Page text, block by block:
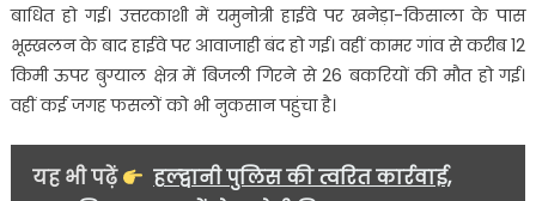
बाधित हो गई। उत्तरकाशी में यमुनोत्री हाईवे पर खनेड़ा-किसाला के पास
भूस्खलन के बाद हाईवे पर आवाजाही बंद हो गई। वहीं कामर गांव से करीब 12
किमी ऊपर बुग्याल क्षेत्र में बिजली गिरने से 26 बकरियों की मौत हो गई।
वहीं कई जगह फसलों को भी नुकसान पहुंचा है।
यह भी पढ़ें
हल्द्वानी पुलिस की त्वरित कार्रवाई,